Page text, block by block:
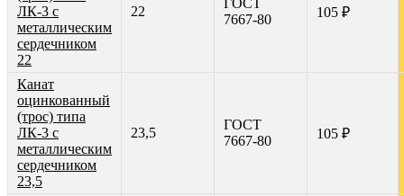
ЛК-3 с
металлическим
сердечником
22
22
7667-80
105 ₽
Канат
оцинкованный
(трос) типа
ЛК-3 с
металлическим
сердечником
23,5
23,5
ГОСТ
7667-80
105 ₽